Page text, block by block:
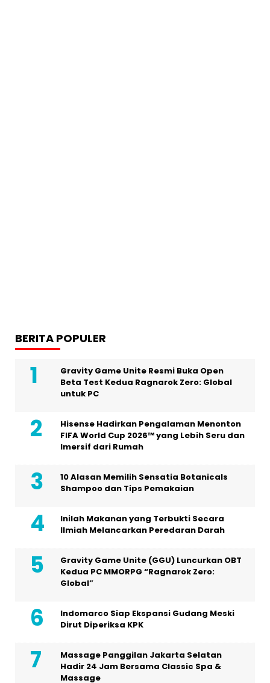
BERITA POPULER
Gravity Game Unite Resmi Buka Open
Beta Test Kedua Ragnarok Zero: Global
untuk PC
Hisense Hadirkan Pengalaman Menonton
FIFA World Cup 2026™ yang Lebih Seru dan
Imersif dari Rumah
10 Alasan Memilih Sensatia Botanicals
Shampoo dan Tips Pemakaian
Inilah Makanan yang Terbukti Secara
Ilmiah Melancarkan Peredaran Darah
Gravity Game Unite (GGU) Luncurkan OBT
Kedua PC MMORPG “Ragnarok Zero:
Global”
Indomarco Siap Ekspansi Gudang Meski
Dirut Diperiksa KPK
Massage Panggilan Jakarta Selatan
Hadir 24 Jam Bersama Classic Spa &
Massage